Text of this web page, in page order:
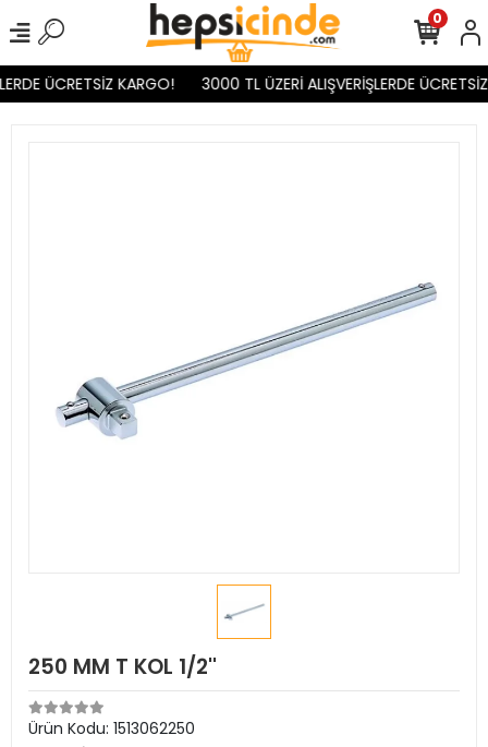
ÜCRETSİZ KARGO! 3000 TL ÜZERİ ALIŞVERİŞLERDE
0
250 MM T KOL 1/2''
Ürün Kodu: 1513062250